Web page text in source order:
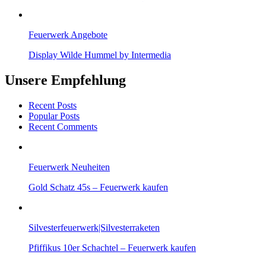
Feuerwerk Angebote
Display Wilde Hummel by Intermedia
Unsere Empfehlung
Recent Posts
Popular Posts
Recent Comments
Feuerwerk Neuheiten
Gold Schatz 45s – Feuerwerk kaufen
Silvesterfeuerwerk|Silvesterraketen
Pfiffikus 10er Schachtel – Feuerwerk kaufen